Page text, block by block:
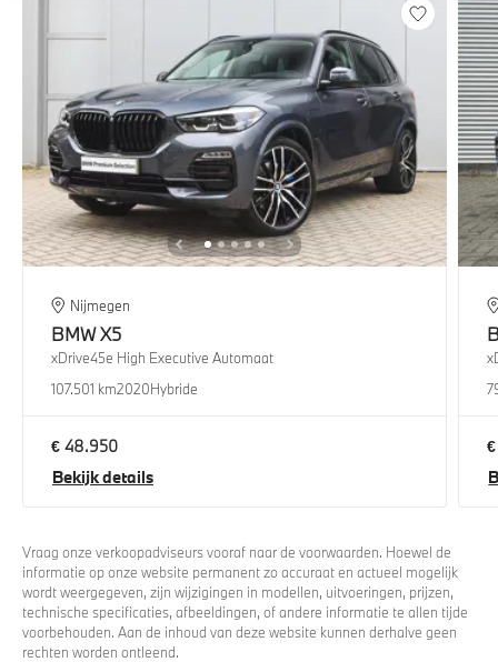
Nijmegen
BMWX5
xDrive45e High Executive Automaat
107.501 km2020Hybride
€ 48.950
Bekijk details
Vraag onze verkoopadviseurs vooraf naar de voorwaarden. Hoewel de
informatie op onze website permanent zo accuraat en actueel mogelijk
wordt weergegeven, zijn wijzigingen in modellen, uitvoeringen, prijzen,
technische specificaties, afbeeldingen, of andere informatie te allen tijde
voorbehouden. Aan de inhoud van deze website kunnen derhalve geen
rechten worden ontleend.